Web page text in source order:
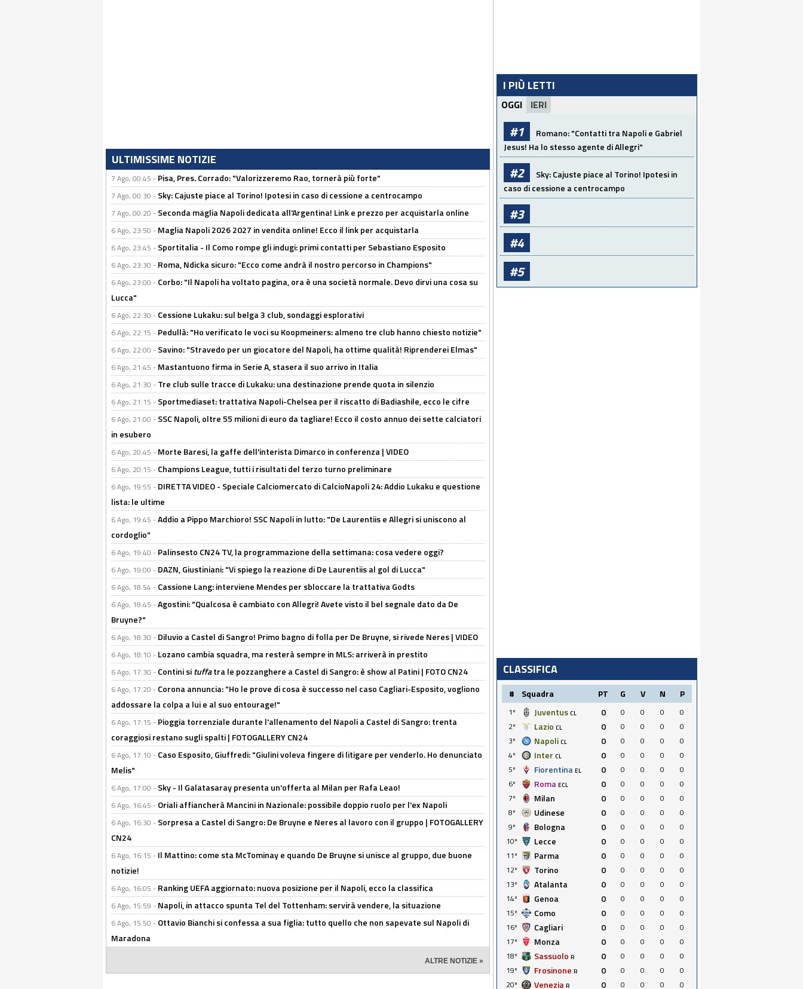
ULTIMISSIME NOTIZIE
7 Ago, 00:45 - Pisa, Pres. Corrado: "Valorizzeremo Rao, tornerà più forte"
7 Ago, 00:30 - Sky: Cajuste piace al Torino! Ipotesi in caso di cessione a centrocampo
7 Ago, 00:20 - Seconda maglia Napoli dedicata all'Argentina! Link e prezzo per acquistarla online
6 Ago, 23:50 - Maglia Napoli 2026 2027 in vendita online! Ecco il link per acquistarla
6 Ago, 23:45 - Sportitalia - Il Como rompe gli indugi: primi contatti per Sebastiano Esposito
6 Ago, 23:30 - Roma, Ndicka sicuro: "Ecco come andrà il nostro percorso in Champions"
6 Ago, 23:00 - Corbo: "Il Napoli ha voltato pagina, ora è una società normale. Devo dirvi una cosa su
Lucca"
6 Ago, 22:30 - Cessione Lukaku: sul belga 3 club, sondaggi esplorativi
6 Ago, 22:15 - Pedullà: "Ho verificato le voci su Koopmeiners: almeno tre club hanno chiesto notizie"
6 Ago, 22:00 - Savino: "Stravedo per un giocatore del Napoli, ha ottime qualità! Riprenderei Elmas"
6 Ago, 21:45 - Mastantuono firma in Serie A, stasera il suo arrivo in Italia
6 Ago, 21:30 - Tre club sulle tracce di Lukaku: una destinazione prende quota in silenzio
6 Ago, 21:15 - Sportmediaset: trattativa Napoli-Chelsea per il riscatto di Badiashile, ecco le cifre
6 Ago, 21:00 - SSC Napoli, oltre 55 milioni di euro da tagliare! Ecco il costo annuo dei sette calciatori
in esubero
6 Ago, 20:45 - Morte Baresi, la gaffe dell'interista Dimarco in conferenza | VIDEO
6 Ago, 20:15 - Champions League, tutti i risultati del terzo turno preliminare
6 Ago, 19:55 - DIRETTA VIDEO - Speciale Calciomercato di CalcioNapoli 24: Addio Lukaku e questione
lista: le ultime
6 Ago, 19:45 -Addio a Pippo Marchioro! SSC Napoli in lutto: "De Laurentiis e Allegri si uniscono al
cordoglio"
6 Ago, 19:40 - Palinsesto CN24 TV, la programmazione della settimana: cosa vedere oggi?
6 Ago, 19:00 - DAZN, Giustiniani: "Vi spiego la reazione di De Laurentiis al gol di Lucca"
6 Ago, 18:54 - Cassione Lang: interviene Mendes per sbloccare la trattativa Godts
6 Ago, 18:45 -Agostini: "Qualcosa è cambiato con Allegri! Avete visto il bel segnale dato da De
Bruyne?"
6 Ago, 18:30 - Diluvio a Castel di Sangro! Primo bagno di folla per De Bruyne, si rivede Neres | VIDEO
6 Ago, 18:10 - Lozano cambia squadra, ma resterà sempre in MLS: arriverà in prestito
6 Ago, 17:30 - Contini situffatra le pozzanghere a Castel di Sangro: è show al Patini | FOTO CN24
6 Ago, 17:20 - Corona annuncia: "Ho le prove di cosa è successo nel caso Cagliari-Esposito, vogliono
addossare la colpa a lui e al suo entourage!"
6 Ago, 17:15 - Pioggia torrenziale durante l'allenamento del Napoli a Castel di Sangro: trenta
coraggiosi restano sugli spalti | FOTOGALLERY CN24
6 Ago, 17:10 - Caso Esposito, Giuffredi: "Giulini voleva fingere di litigare per venderlo. Ho denunciato
Melis"
6 Ago, 17:00 - Sky - Il Galatasaray presenta un'offerta al Milan per Rafa Leao!
6 Ago, 16:45 - Oriali affiancherà Mancini in Nazionale: possibile doppio ruolo per l'ex Napoli
6 Ago, 16:30 - Sorpresa a Castel di Sangro: De Bruyne e Neres al lavoro con il gruppo | FOTOGALLERY
CN24
6 Ago, 16:15 - Il Mattino: come sta McTominay e quando De Bruyne si unisce al gruppo, due buone
notizie!
6 Ago, 16:05 - Ranking UEFA aggiornato: nuova posizione per il Napoli, ecco la classifica
6 Ago, 15:59 - Napoli, in attacco spunta Tel del Tottenham: servirà vendere, la situazione
6 Ago, 15:50 - Ottavio Bianchi si confessa a sua figlia: tutto quello che non sapevate sul Napoli di
Maradona
ALTRE NOTIZIE »
I PIÙ LETTI
OGGI IERI
#1
Romano: "Contatti tra Napoli e Gabriel
Jesus! Ha lo stesso agente di Allegri"
#2
Sky: Cajuste piace al Torino! Ipotesi in
caso di cessione a centrocampo
#3
#4
#5
CLASSIFICA
# Squadra PT G V N P
1º Juventus CL 0 0 0 0
0
2º
Lazio CL 0 0 0 0
0
3º
Napoli CL 0 0 0 0
0
4º
Inter CL 0 0 0 0
0
5º
Fiorentina EL 0 0 0 0
0
6º
Roma ECL 0 0 0 0
0
7º
Milan 0 0 0 0
0
8º
Udinese 0 0 0 0
0
9º
Bologna 0 0 0 0
0
10º
Lecce 0 0 0 0
0
11º
Parma 0 0 0 0
0
12º
Torino 0 0 0 0
0
13º
Atalanta 0 0 0 0
0
14º
Genoa 0 0 0 0
0
15º
Como 0 0 0 0
0
16º
Cagliari 0 0 0 0
0
17º
Monza 0 0 0 0
0
18º
Sassuolo R 0 0 0 0
0
19º
Frosinone R 0 0 0 0
0
20º
Venezia R 0 0 0 0 0